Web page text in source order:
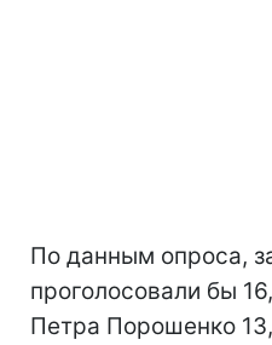
По данным опроса,
проголосовали бы
Петра Порошенко